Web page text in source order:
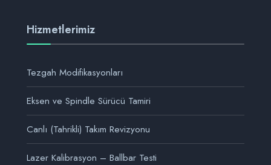
Hizmetlerimiz
Tezgah Modifikasyonları
Eksen ve Spindle Sürücü Tamiri
Canlı (Tahrikli) Takım Revizyonu
Lazer Kalibrasyon – Ballbar Testi